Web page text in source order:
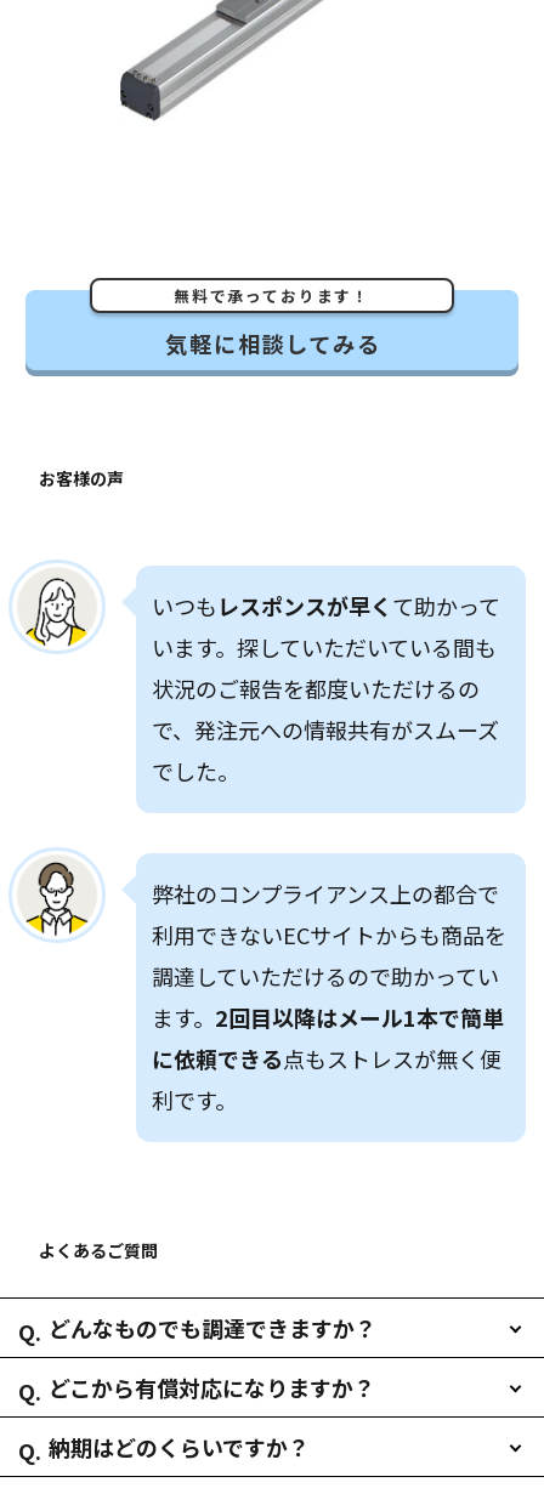
無料で承っております！
気軽に相談してみる
お客様の声
いつもレスポンスが早く て助かって
います。 探していただいている間も
状況のご報告を都度いただけるの
で、発注元への情報共有がスムーズ
でした。
弊社のコンプライアンス上の都合で
利用できないECサイトからも商品を
調達していただけるので助かってい
ます。 2回目以降はメール1本で簡単
に依頼できる点もストレスが無く便
利です。
よくあるご質問
どんなものでも調達できますか？
どこから有償対応になりますか？
納期はどのくらいですか？